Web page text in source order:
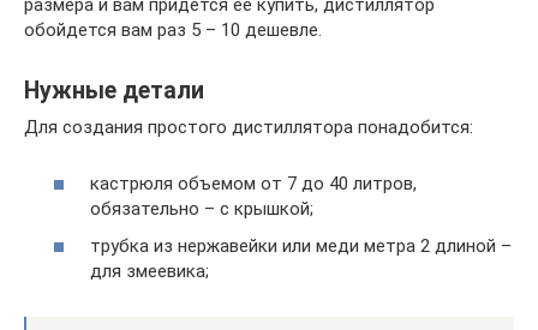
размера и вам придется ее купить, дистиллятор
обойдется вам раз 5 – 10 дешевле.
Нужные детали
Для создания простого дистиллятора понадобится:
кастрюля объемом от 7 до 40 литров,
обязательно – с крышкой;
трубка из нержавейки или меди метра 2 длиной –
для змеевика;